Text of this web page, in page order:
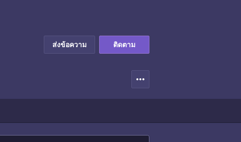
ส่งข้อความ ติดตาม
more_horiz